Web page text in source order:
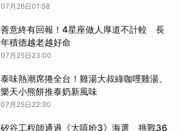
對手
07月26日01:58
善意終有回報！4星座做人厚道不計較 長
年積德越老越好命
07月25日23:00
泰味熱潮席捲全台！雞湯大叔綠咖哩雞湯、
樂天小熊餅推泰奶新風味
07月25日22:30
矽谷工程師通過《大嘻哈3》海選 挑戰36